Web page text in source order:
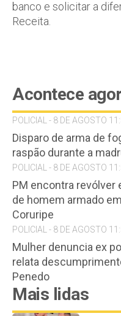
banco e solicitar a
Receita.
Acontece
POLICIAL - 8 DE AGOSTO
Disparo de arma de
raspão durante a
POLICIAL - 8 DE AGOSTO
PM encontra revólver
de homem armado
Coruripe
POLICIAL - 8 DE AGOSTO
Mulher denuncia ex
relata
Penedo
Mais lidas